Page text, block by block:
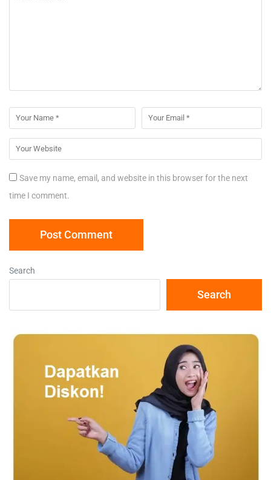
Save my name, email, and website in this browser for the next
time I comment.
Search
Search